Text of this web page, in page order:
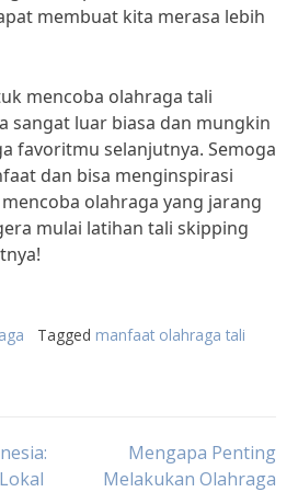
membuat kita merasa lebih
mencoba olahraga tali
sangat luar biasa dan mungkin
favoritmu selanjutnya. Semoga
dan bisa menginspirasi
olahraga yang jarang
mulai latihan tali skipping
Tagged manfaat olahraga tali
Mengapa Penting
Melakukan Olahraga